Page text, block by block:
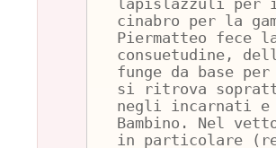
lapislazzuli per
cinabro per la
Piermatteo fece
consuetudine,
funge da base
si ritrova
negli incarnati
Bambino. Nel
in particolare